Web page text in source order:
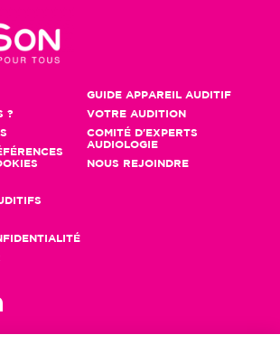
?
GUIDE APPAREIL AUDITIF
VOTRE AUDITION
COMITÉ D'EXPERTS
AUDIOLOGIE
NOUS REJOINDRE